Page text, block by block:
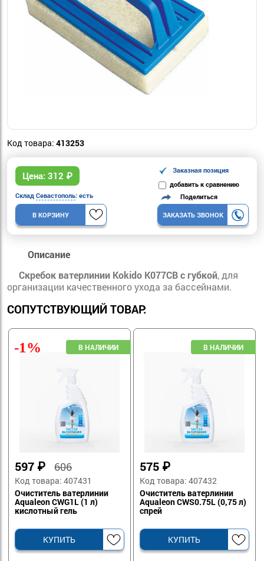
Код товара: 413253
Цена: 312 ₽
Заказная позиция
добавить к сравнению
Склад Севастополь: есть
В КОРЗИНУ
Поделиться
ЗАКАЗАТЬ ЗВОНОК
Описание
Скребок ватерлинии Kokido K077CB с губкой, для
организации качественного ухода за бассейнами.
СОПУТСТВУЮЩИЙ ТОВАР:
597 ₽606
Код товара: 407431
Очиститель ватерлинии
Aqualeon CWG1L (1 л)
кислотный гель
КУПИТЬ
-1%
575 ₽
Код товара: 407432
Очиститель ватерлинии
Aqualeon CWS0.75L (0,75 л)
спрей
КУПИТЬ